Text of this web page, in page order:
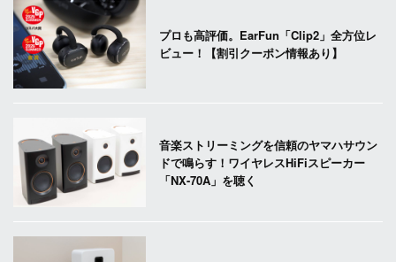
プロも高評価。EarFun「Clip2」全方位レ
ビュー！【割引クーポン情報あり】
音楽ストリーミングを信頼のヤマハサウン
ドで鳴らす！ワイヤレスHiFiスピーカー
「NX-70A」を聴く